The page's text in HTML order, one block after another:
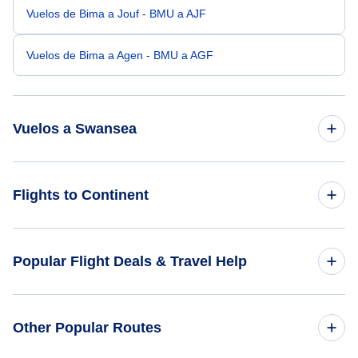
Vuelos de Bima a Jouf - BMU a AJF
Vuelos de Bima a Agen - BMU a AGF
Vuelos a Swansea
Vuelos de Bangkok a Swansea - BKK a SWS
Flights to Continent
Flights to Caribbean
Popular Flight Deals & Travel Help
Other Popular Routes